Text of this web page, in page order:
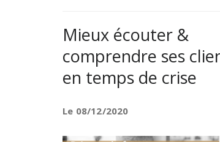
Mieux écouter &
comprendre ses
en temps de crise
Le 08/12/2020